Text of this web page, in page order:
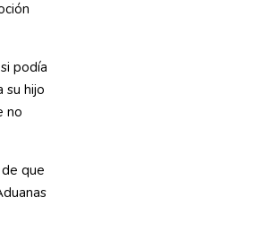
podía
su hijo
no
que